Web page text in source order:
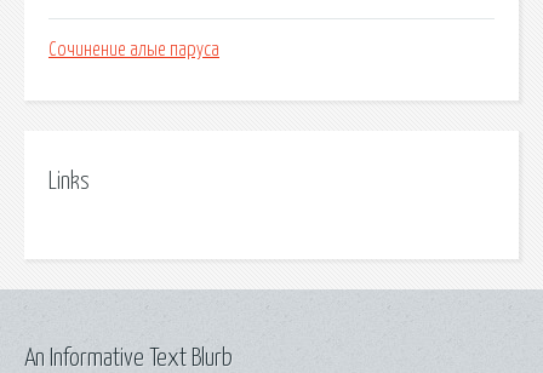
Сочинение алые паруса
Links
An Informative Text Blurb